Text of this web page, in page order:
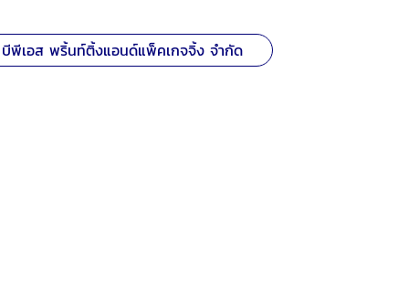
พีเอส พริ้นท์ติ้งแอนด์แพ็คเกจจิ้ง จำกัด